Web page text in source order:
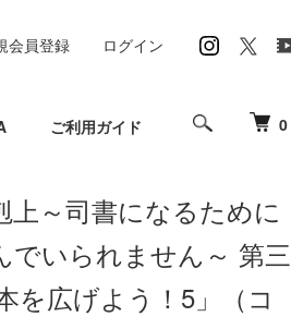
0
ご利用ガイド
会員登録 ログイン
上～司書になるために
でいられません～ 第三
を広げよう！5」（コ